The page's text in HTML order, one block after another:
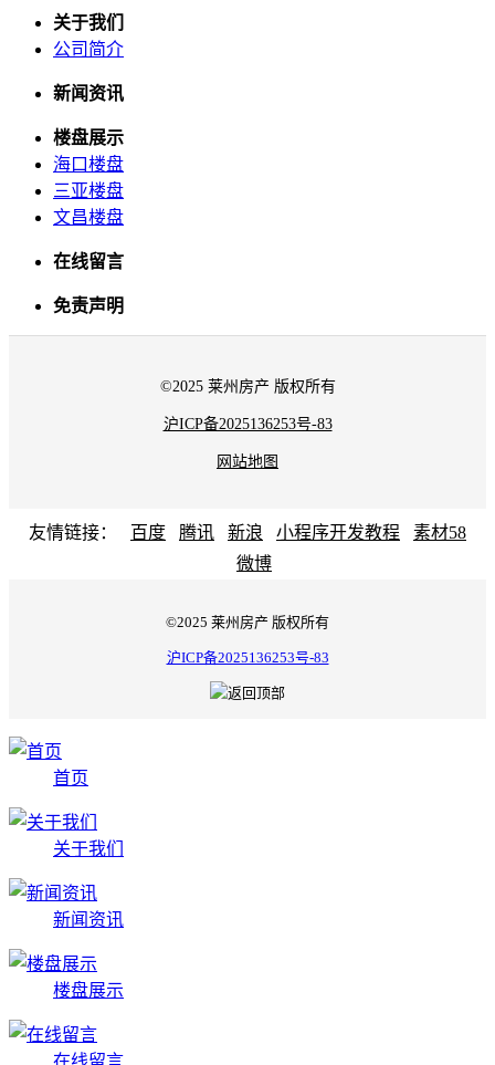
关于我们
公司简介
新闻资讯
楼盘展示
海口楼盘
三亚楼盘
文昌楼盘
在线留言
免责声明
©2025 莱州房产 版权所有
沪ICP备2025136253号-83
网站地图
友情链接： 百度 腾讯 新浪 小程序开发教程
素材58
微博
©2025 莱州房产 版权所有
沪ICP备2025136253号-83
首页
关于我们
新闻资讯
楼盘展示